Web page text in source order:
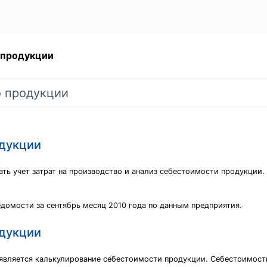
учет затрат на производство и анализ себестоимости продукции.
за сентябрь месяц 2010 года по данным предприятия.
калькулирование себестоимости продукции.